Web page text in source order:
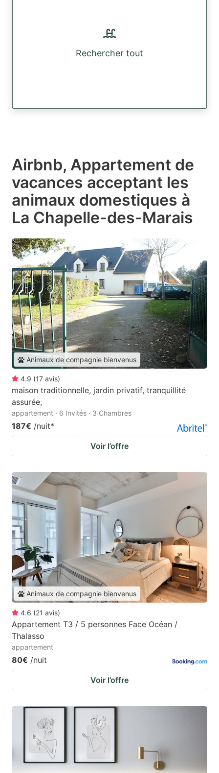
Rechercher tout
Airbnb, Appartement de
vacances acceptant les
animaux domestiques à
La Chapelle-des-Marais
Animaux de compagnie bienvenus
4.9 (17 avis)
maison traditionnelle, jardin privatif, tranquillité
assurée,
appartement · 6 Invités · 3 Chambres
187€ /nuit*
Voir l’offre
Animaux de compagnie bienvenus
4.6 (21 avis)
Appartement T3 / 5 personnes Face Océan /
Thalasso
appartement
80€ /nuit
Voir l’offre